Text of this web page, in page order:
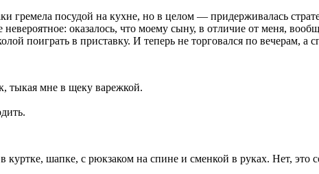
гремела посудой на кухне, но в целом — придерживалась
оказалось, что моему сыну, в отличие от меня,
поиграть в приставку. И теперь не торговался по вечерам, а
тыкая мне в щеку варежкой.
куртке, шапке, с рюкзаком на спине и сменкой в руках. Нет,